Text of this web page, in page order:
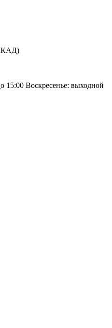
15:00 Воскресенье: выходной